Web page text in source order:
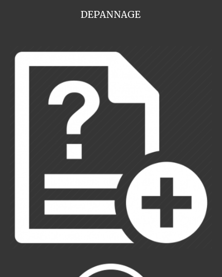
DEPANNAGE